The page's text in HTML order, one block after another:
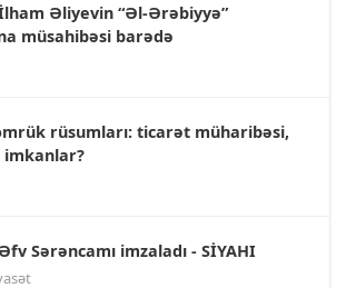
Əliyevin “Əl-Ərəbiyyə”
müsahibəsi barədə
rüsumları: ticarət müharibəsi,
imkanlar?
Sərəncamı imzaladı - SİYAHI